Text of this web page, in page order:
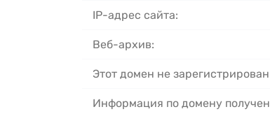
IP-адрес сайта:
Веб-архив:
Этот домен не
Информация по домену